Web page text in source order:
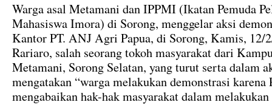
Warga asal Metamani dan IPPMI (Ikatan Pemuda
Mahasiswa Imora) di Sorong, menggelar aksi
Kantor PT. ANJ Agri Papua, di Sorong, Kamis, 12/
Rariaro, salah seorang tokoh masyarakat dari
Metamani, Sorong Selatan, yang turut serta dalam
mengatakan “warga melakukan demonstrasi karena
mengabaikan hak-hak masyarakat dalam